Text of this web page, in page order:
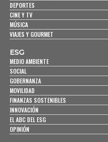
DEPORTES
CINE Y TV
MÚSICA
VIAJES Y GOURMET
ESG
MEDIO AMBIENTE
SOCIAL
GOBERNANZA
MOVILIDAD
FINANZAS SOSTENIBLES
INNOVACIÓN
EL ABC DEL ESG
OPINIÓN